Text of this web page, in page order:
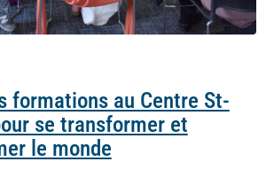
formations au Centre St-
se transformer et
le monde